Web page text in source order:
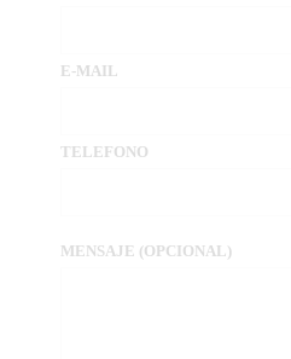
E-MAIL
TELEFONO
MENSAJE (OPCIONAL)